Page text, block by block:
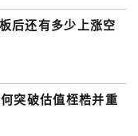
后还有多少上涨空
突破估值桎梏并重